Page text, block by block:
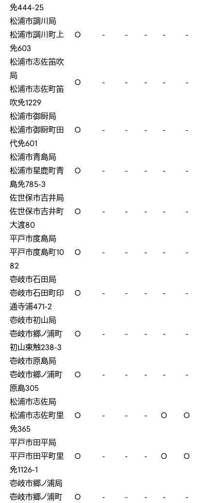
免444-25
松浦市調川局
松浦市調川町上
免603
O - - - - -
松浦市志佐笛吹
局
松浦市志佐町笛
吹免1229
O - - - - -
松浦市御厨局
松浦市御厨町田
代免601
O - - - - -
松浦市青島局
松浦市星鹿町青
島免785-3
O - - - - -
佐世保市吉井局
佐世保市吉井町
大渡80
O - - - - -
平戸市度島局
平戸市度島町10
82
O - - - - -
壱岐市石田局
壱岐市石田町印
通寺浦471-2
O - - - - -
壱岐市初山局
壱岐市郷ノ浦町
初山東触238-3
O - - - - -
壱岐市原島局
壱岐市郷ノ浦町
原島305
O - - - - -
松浦市志佐局
松浦市志佐町里
免365
O - - - O O
平戸市田平局
平戸市田平町里
免1126-1
O - - - O O
壱岐市郷ノ浦局
壱岐市郷ノ浦町
O - - - - -